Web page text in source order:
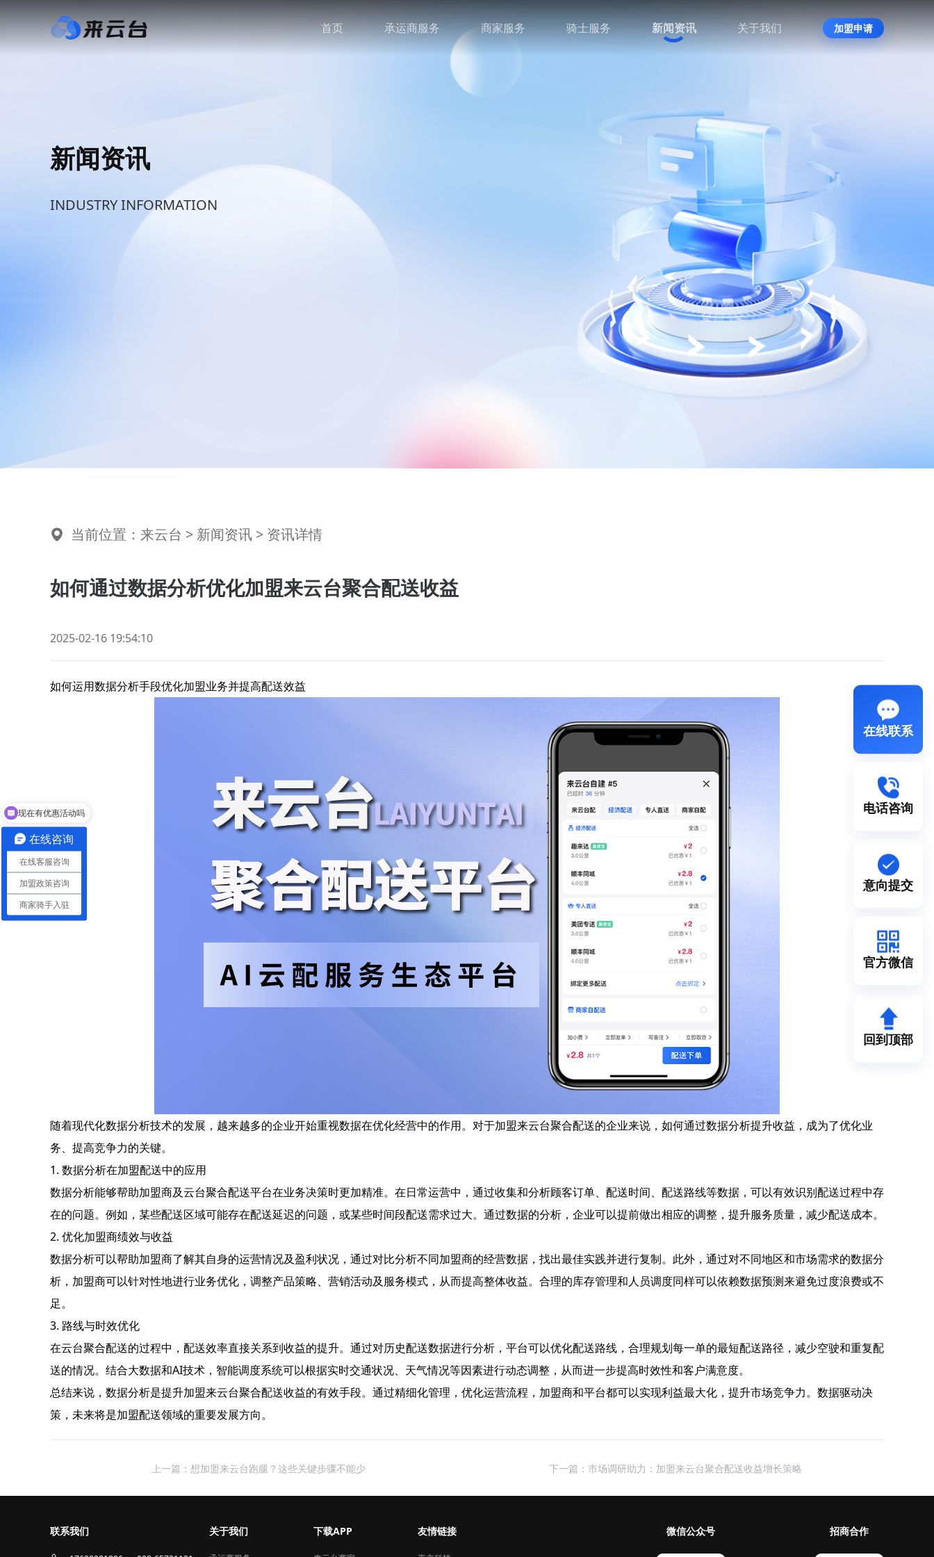
首页 承运商服务 商家服务 骑士服务 新闻资讯 关于我们 加盟申请
新闻资讯
INDUSTRY INFORMATION
当前位置： 来云台 > 新闻资讯 > 资讯详情
如何通过数据分析优化加盟来云台聚合配送收益
2025-02-16 19:54:10
如何运用数据分析手段优化加盟业务并提高配送效益
随着现代化数据分析技术的发展，越来越多的企业开始重视数据在优化经营中的作用。对于加盟来云台聚合配送的企业来说，如何通过数据分析提升收益，成为了优化业
务、提高竞争力的关键。
1. 数据分析在加盟配送中的应用
数据分析能够帮助加盟商及云台聚合配送平台在业务决策时更加精准。在日常运营中，通过收集和分析顾客订单、配送时间、配送路线等数据，可以有效识别配送过程中存
在的问题。例如，某些配送区域可能存在配送延迟的问题，或某些时间段配送需求过大。通过数据的分析，企业可以提前做出相应的调整，提升服务质量，减少配送成本。
2. 优化加盟商绩效与收益
数据分析可以帮助加盟商了解其自身的运营情况及盈利状况，通过对比分析不同加盟商的经营数据，找出最佳实践并进行复制。此外，通过对不同地区和市场需求的数据分
析，加盟商可以针对性地进行业务优化，调整产品策略、营销活动及服务模式，从而提高整体收益。合理的库存管理和人员调度同样可以依赖数据预测来避免过度浪费或不
足。
3. 路线与时效优化
在云台聚合配送的过程中，配送效率直接关系到收益的提升。通过对历史配送数据进行分析，平台可以优化配送路线，合理规划每一单的最短配送路径，减少空驶和重复配
送的情况。结合大数据和AI技术，智能调度系统可以根据实时交通状况、天气情况等因素进行动态调整，从而进一步提高时效性和客户满意度。
总结来说，数据分析是提升加盟来云台聚合配送收益的有效手段。通过精细化管理，优化运营流程，加盟商和平台都可以实现利益最大化，提升市场竞争力。数据驱动决
策，未来将是加盟配送领域的重要发展方向。
上一篇：想加盟来云台跑腿？这些关键步骤不能少 下一篇：市场调研助力：加盟来云台聚合配送收益增长策略
在线联系
电话咨询
意向提交
官方微信
回到顶部
联系我们 关于我们 下载APP 友情链接 微信公众号 招商合作
在线咨询
在线客服咨询
加盟政策咨询
商家骑手入驻
可以介绍下你们的产品么